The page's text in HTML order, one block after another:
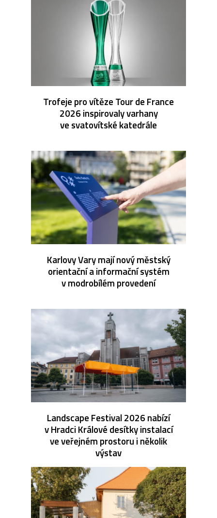
Trofeje pro vítěze Tour de France
2026 inspirovaly varhany
ve svatovítské katedrále
Karlovy Vary mají nový městský
orientační a informační systém
v modrobílém provedení
Landscape Festival 2026 nabízí
v Hradci Králové desítky instalací
ve veřejném prostoru i několik
výstav